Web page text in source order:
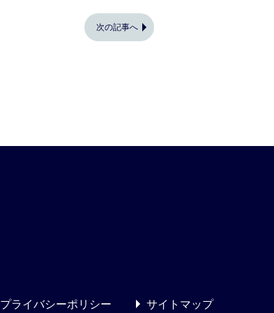
次の記事へ
プライバシーポリシー サイトマップ